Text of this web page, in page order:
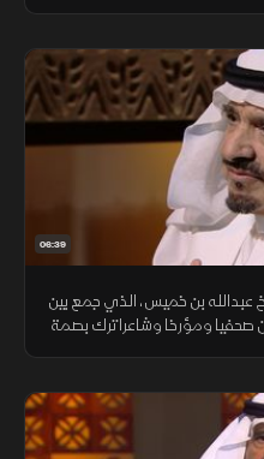
06:39
عبدالله بن خميس، الذي جمع بين
صحفيا ومؤرخا وشاعرا ترك بصمة